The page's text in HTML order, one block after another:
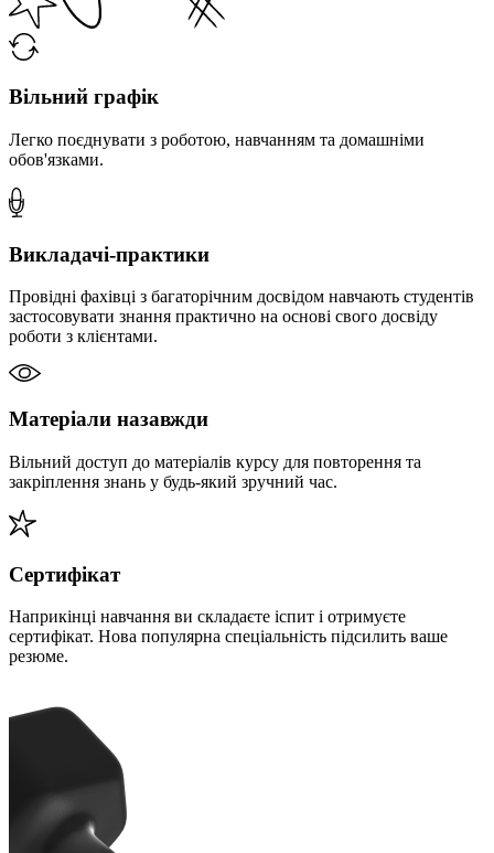
Вільний графік
Легко поєднувати з роботою, навчанням та домашніми
обов'язками.
Викладачі-практики
Провідні фахівці з багаторічним досвідом навчають студентів
застосовувати знання практично на основі свого досвіду
роботи з клієнтами.
Матеріали назавжди
Вільний доступ до матеріалів курсу для повторення та
закріплення знань у будь-який зручний час.
Сертифікат
Наприкінці навчання ви складаєте іспит і отримуєте
сертифікат. Нова популярна спеціальність підсилить ваше
резюме.